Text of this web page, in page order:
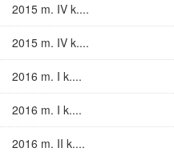
2015 m. IV k....
2015 m. IV k....
2016 m. I k....
2016 m. I k....
2016 m. II k....